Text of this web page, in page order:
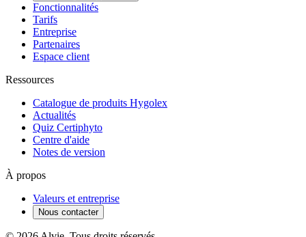
Fonctionnalités
Tarifs
Entreprise
Partenaires
Espace client
Ressources
Catalogue de produits Hygolex
Actualités
Quiz Certiphyto
Centre d'aide
Notes de version
À propos
Valeurs et entreprise
Nous contacter